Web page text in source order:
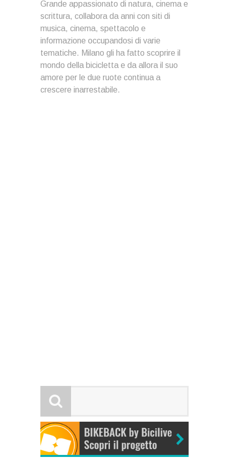
Grande appassionato di natura, cinema e
scrittura, collabora da anni con siti di
musica, cinema, spettacolo e
informazione occupandosi di varie
tematiche. Milano gli ha fatto scoprire il
mondo della bicicletta e da allora il suo
amore per le due ruote continua a
crescere inarrestabile.